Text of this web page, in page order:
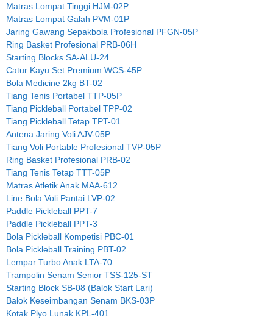
Matras Lompat Tinggi HJM-02P
Matras Lompat Galah PVM-01P
Jaring Gawang Sepakbola Profesional PFGN-05P
Ring Basket Profesional PRB-06H
Starting Blocks SA-ALU-24
Catur Kayu Set Premium WCS-45P
Bola Medicine 2kg BT-02
Tiang Tenis Portabel TTP-05P
Tiang Pickleball Portabel TPP-02
Tiang Pickleball Tetap TPT-01
Antena Jaring Voli AJV-05P
Tiang Voli Portable Profesional TVP-05P
Ring Basket Profesional PRB-02
Tiang Tenis Tetap TTT-05P
Matras Atletik Anak MAA-612
Line Bola Voli Pantai LVP-02
Paddle Pickleball PPT-7
Paddle Pickleball PPT-3
Bola Pickleball Kompetisi PBC-01
Bola Pickleball Training PBT-02
Lempar Turbo Anak LTA-70
Trampolin Senam Senior TSS-125-ST
Starting Block SB-08 (Balok Start Lari)
Balok Keseimbangan Senam BKS-03P
Kotak Plyo Lunak KPL-401